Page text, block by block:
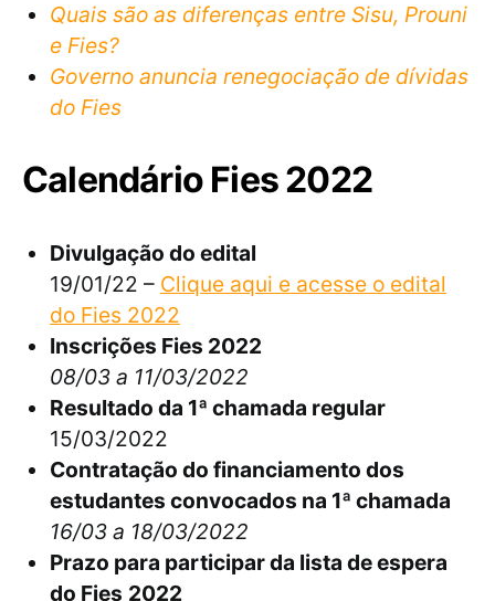
Quais são as diferenças entre Sisu, Prouni
e Fies?
Governo anuncia renegociação de dívidas
do Fies
Calendário Fies 2022
Divulgação do edital
19/01/22 – Clique aqui e acesse o edital
do Fies 2022
Inscrições Fies 2022
08/03 a 11/03/2022
Resultado da 1ª chamada regular
15/03/2022
Contratação do financiamento dos
estudantes convocados na 1ª chamada
16/03 a 18/03/2022
Prazo para participar da lista de espera
do Fies 2022